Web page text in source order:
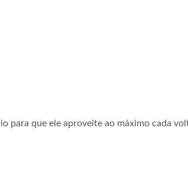
para que ele aproveite ao máximo cada